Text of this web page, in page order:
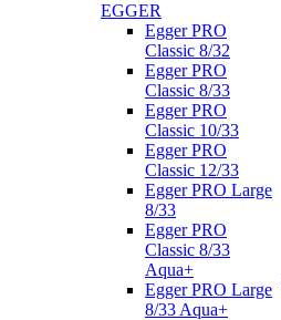
EGGER
Egger PRO
Classic 8/32
Egger PRO
Classic 8/33
Egger PRO
Classic 10/33
Egger PRO
Classic 12/33
Egger PRO Large
8/33
Egger PRO
Classic 8/33
Aqua+
Egger PRO Large
8/33 Aqua+